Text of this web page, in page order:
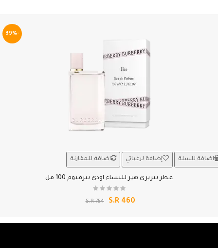
-39%
اضافة للسلة إضافة لرغباتي اضافة للمقارنة
عطر بيربرى هير للنساء اودى بيرفيوم 100 مل
S.R 460
S.R 754